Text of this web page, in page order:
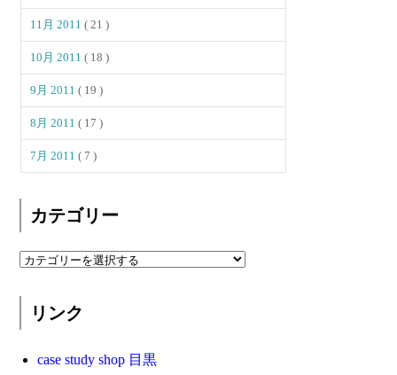
11月 2011( 21 )
10月 2011( 18 )
9月 2011( 19 )
8月 2011( 17 )
7月 2011( 7 )
カテゴリー
リンク
case study shop 目黒